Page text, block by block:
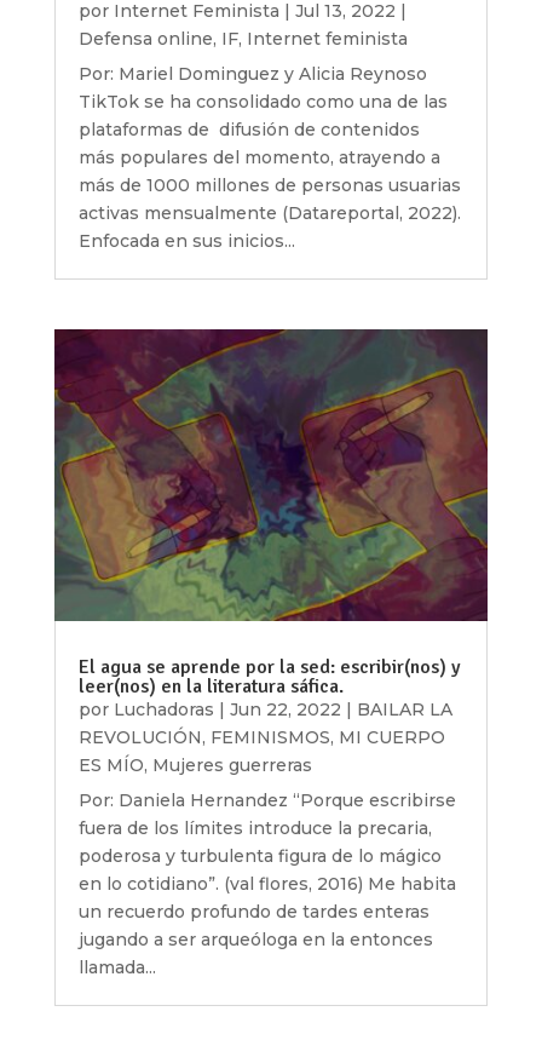
por Internet Feminista | Jul 13, 2022 |
Defensa online, IF, Internet feminista
Por: Mariel Dominguez y Alicia Reynoso
TikTok se ha consolidado como una de las
plataformas de difusión de contenidos
más populares del momento, atrayendo a
más de 1000 millones de personas usuarias
activas mensualmente (Datareportal, 2022).
Enfocada en sus inicios...
El agua se aprende por la sed: escribir(nos) y
leer(nos) en la literatura sáfica.
por Luchadoras | Jun 22, 2022 | BAILAR LA
REVOLUCIÓN, FEMINISMOS, MI CUERPO
ES MÍO, Mujeres guerreras
Por: Daniela Hernandez “Porque escribirse
fuera de los límites introduce la precaria,
poderosa y turbulenta figura de lo mágico
en lo cotidiano”. (val flores, 2016) Me habita
un recuerdo profundo de tardes enteras
jugando a ser arqueóloga en la entonces
llamada...